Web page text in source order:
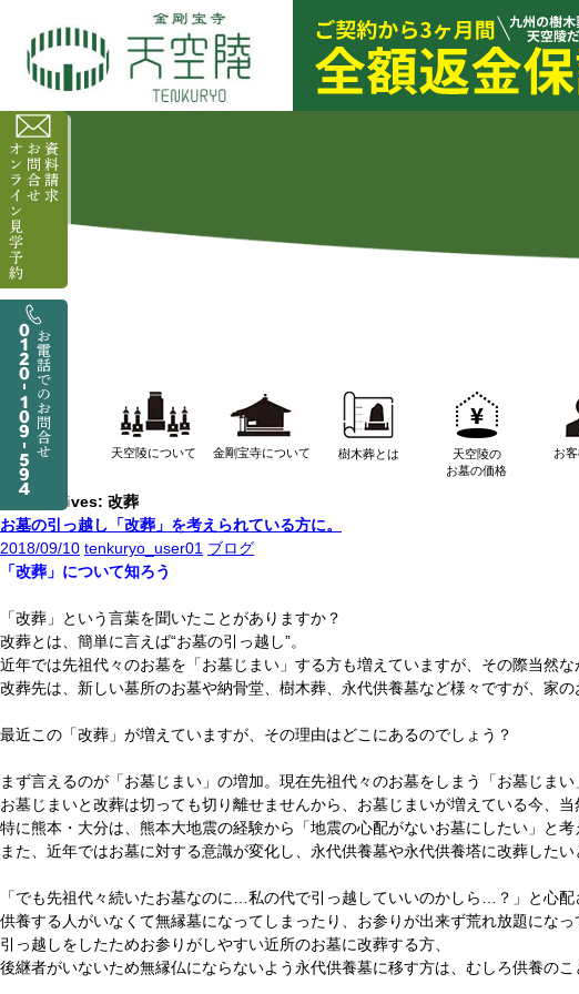
天空陵について 金剛宝寺について 樹木葬とは
天空陵の
お墓の価格
お
Tag Archives: 改葬
お墓の引っ越し「改葬」を考えられている方に。
2018/09/10 tenkuryo_user01 ブログ
「改葬」について知ろう
「改葬」という言葉を聞いたことがありますか？
改葬とは、簡単に言えば“お墓の引っ越し”。
近年では先祖代々のお墓を「お墓じまい」する方も増えていますが、その際当然
改葬先は、新しい墓所のお墓や納骨堂、樹木葬、永代供養墓など様々ですが、家
最近この「改葬」が増えていますが、その理由はどこにあるのでしょう？
まず言えるのが「お墓じまい」の増加。現在先祖代々のお墓をしまう「お墓じまい
お墓じまいと改葬は切っても切り離せませんから、お墓じまいが増えている今、当
特に熊本・大分は、熊本大地震の経験から「地震の心配がないお墓にしたい」と
また、近年ではお墓に対する意識が変化し、永代供養墓や永代供養塔に改葬した
「でも先祖代々続いたお墓なのに…私の代で引っ越していいのかしら…？」と心配
供養する人がいなくて無縁墓になってしまったり、お参りが出来ず荒れ放題になっ
引っ越しをしたためお参りがしやすい近所のお墓に改葬する方、
後継者がいないため無縁仏にならないよう永代供養墓に移す方は、むしろ供養の